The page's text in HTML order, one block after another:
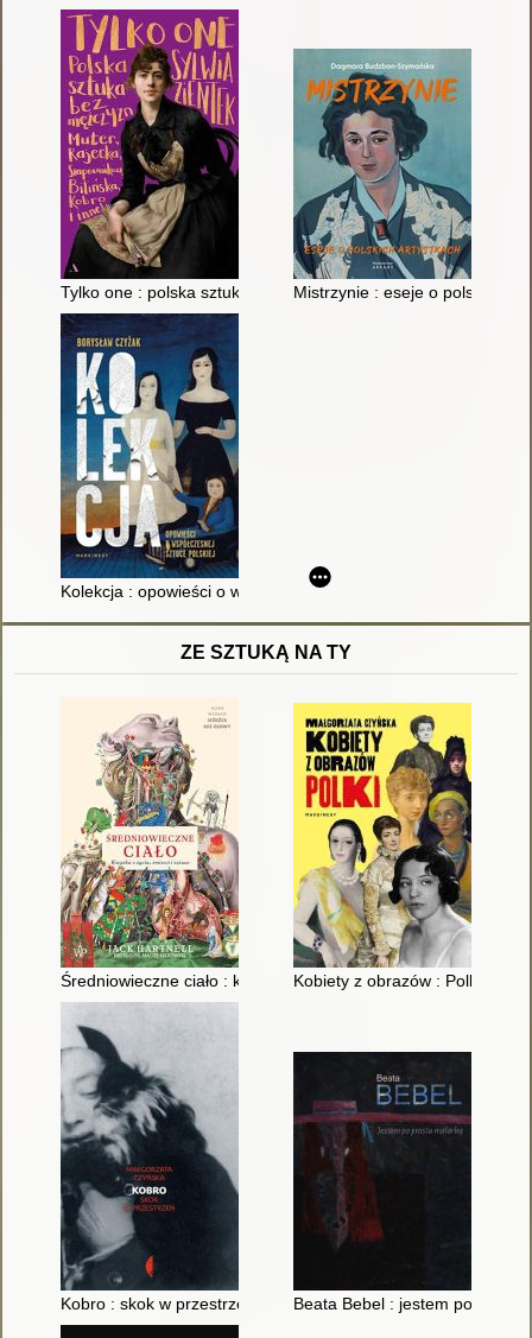
Tylko one : polska sztuka bez mężczyzn : Muter, Rajecka,
Mistrzynie : eseje o polskich
Kolekcja : opowieści o współczesnej sztuce polskiej
ZE SZTUKĄ NA TY
Średniowieczne ciało : książka o życiu, śmierci i sztuce
Kobiety z obrazów : Polki
Kobro : skok w przestrzeń Beata Bebel : jestem po prostu